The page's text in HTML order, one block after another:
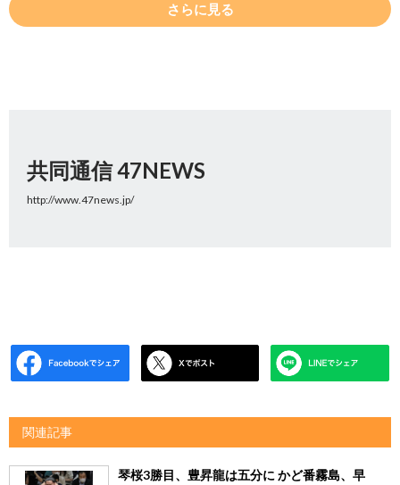
さらに見る
共同通信 47NEWS
http://www.47news.jp/
関連記事
琴桜3勝目、豊昇龍は五分に かど番霧島、早